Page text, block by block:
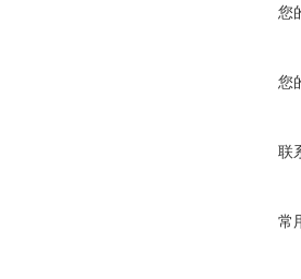
您
您
联
常